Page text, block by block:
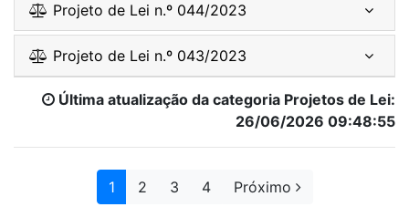
Projeto de Lei n.º 044/2023
Projeto de Lei n.º 043/2023
Última atualização da categoria Projetos de Lei:
26/06/2026 09:48:55
1 2 3 4 Próximo